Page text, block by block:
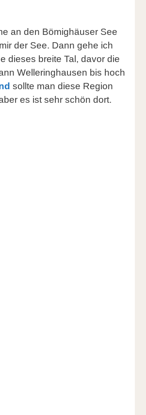
an den Bömighäuser See
der See. Dann gehe ich
dieses breite Tal, davor die
Welleringhausen bis hoch
sollte man diese Region
es ist sehr schön dort.